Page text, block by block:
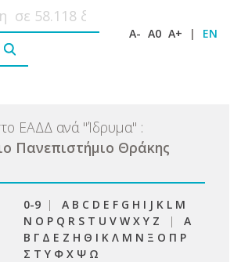
A- A0 A+ | EN
ΕΑΔΔ ανά "Ίδρυμα" :
Πανεπιστήμιο Θράκης
0-9 | A B C D E F G H I J K L M
N O P Q R S T U V W X Y Z | Α
Β Γ Δ Ε Ζ Η Θ Ι Κ Λ Μ Ν Ξ Ο Π Ρ
Σ Τ Υ Φ Χ Ψ Ω